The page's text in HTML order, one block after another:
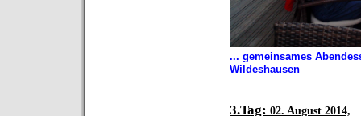
... gemeinsames
Wildeshausen
3.Tag: 02. August 2014,